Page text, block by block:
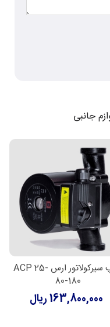
جانبی
پمپ سیرکولاتور ارس ACP 25-
80-180
163,800,000 ریال